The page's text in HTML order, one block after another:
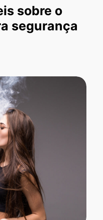
sobre o
segurança